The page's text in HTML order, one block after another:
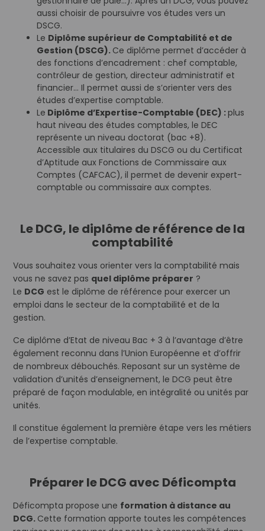
aussi choisir de poursuivre vos études vers un
DSCG.
Le Diplôme supérieur de Comptabilité et de
Gestion (DSCG). Ce diplôme permet d’accéder à
des fonctions d’encadrement : chef comptable,
contrôleur de gestion, directeur administratif et
financier… Il permet aussi de s’orienter vers des
études d’expertise comptable.
Le Diplôme d’Expertise-Comptable (DEC) :plus
haut niveau des études comptables, le DEC
représente un niveau doctorat (bac +8).
Accessible aux titulaires du DSCG ou du Certificat
d’Aptitude aux Fonctions de Commissaire aux
Comptes (CAFCAC), il permet de devenir expert-
comptable ou commissaire aux comptes.
Le DCG, le diplôme de référence de la
comptabilité
Vous souhaitez vous orienter vers la comptabilité mais
vous ne savez pas quel diplôme préparer ?
Le DCG est le diplôme de référence pour exercer un
emploi dans le secteur de la comptabilité et de la
gestion.
Ce diplôme d’Etat de niveau Bac + 3 à l’avantage d’être
également reconnu dans l’Union Européenne et d’offrir
de nombreux débouchés. Reposant sur un système de
validation d’unités d’enseignement, le DCG peut être
préparé de façon modulable, en intégralité ou unités par
unités.
Il constitue également la première étape vers les métiers
de l’expertise comptable.
Préparer le DCG avec Déficompta
Déficompta propose une formation à distance au
DCG. Cette formation apporte toutes les compétences